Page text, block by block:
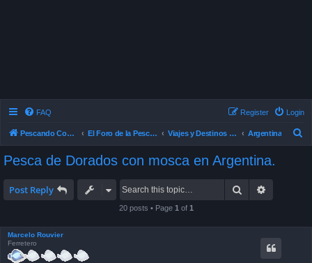
FAQ Login
Register
Pescando Con Mosca El Foro de la Pesca con Mosca en Chile Viajes y Destinos de Pesca Argentina
Pesca de Dorados con mosca en Argentina.
Post Reply Search
20 posts • Page 1 of 1
Marcelo Rouvier
Ferretero